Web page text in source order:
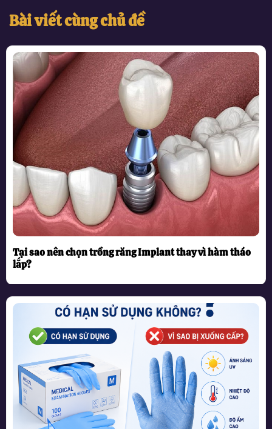
Bài viết cùng chủ đề
Tại sao nên chọn trồng răng Implant thay vì hàm tháo
lắp?